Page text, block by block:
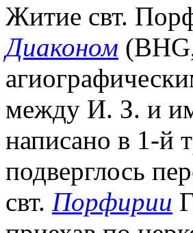
Житие свт.
Диаконом
между И. З. и
написано в 1-й
подверглось
свт. Порфирии